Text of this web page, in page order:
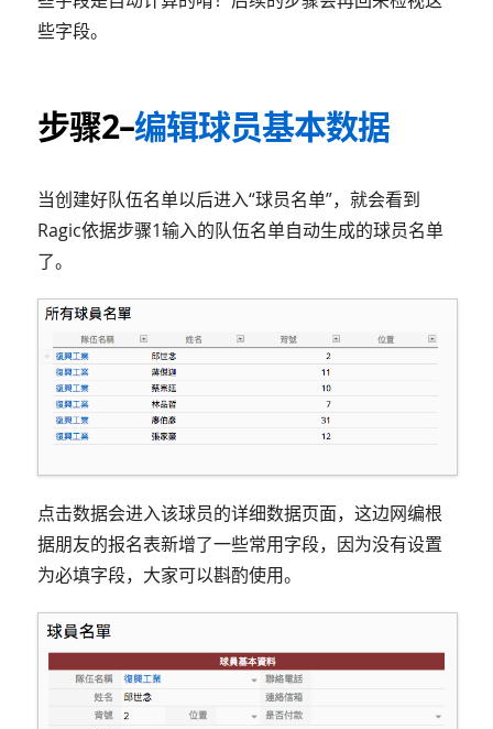
些字段。
步骤2–编辑球员基本数据
当创建好队伍名单以后进入“球员名单”，就会看到
Ragic依据步骤1输入的队伍名单自动生成的球员名单
了。
点击数据会进入该球员的详细数据页面，这边网编根
据朋友的报名表新增了一些常用字段，因为没有设置
为必填字段，大家可以斟酌使用。